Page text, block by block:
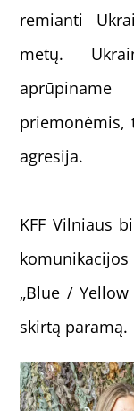
remianti
metų.
priemonėmis,
agresija.
KFF Vilniaus
„Blue /
skirtą paramą.